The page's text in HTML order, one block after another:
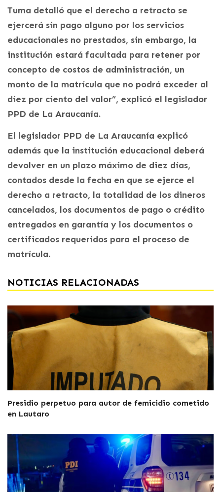
Tuma detalló que el derecho a retracto se
ejercerá sin pago alguno por los servicios
educacionales no prestados, sin embargo, la
institución estará facultada para retener por
concepto de costos de administración, un
monto de la matrícula que no podrá exceder al
diez por ciento del valor”, explicó el legislador
PPD de La Araucanía.
El legislador PPD de La Araucanía explicó
además que la institución educacional deberá
devolver en un plazo máximo de diez días,
contados desde la fecha en que se ejerce el
derecho a retracto, la totalidad de los dineros
cancelados, los documentos de pago o crédito
entregados en garantía y los documentos o
certificados requeridos para el proceso de
matrícula.
NOTICIAS RELACIONADAS
Presidio perpetuo para autor de femicidio cometido
en Lautaro